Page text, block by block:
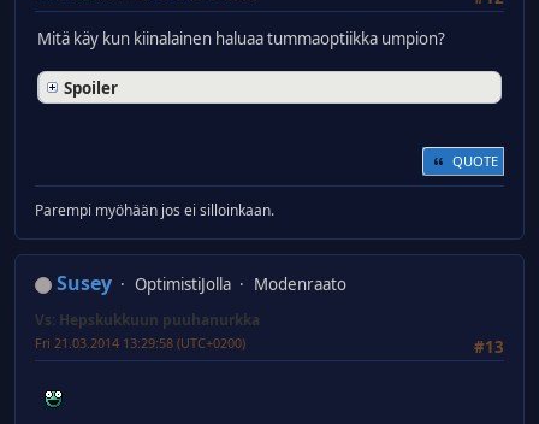
Mitä käy kun kiinalainen haluaa tummaoptiikka umpion?
Spoiler
QUOTE
Parempi myöhään jos ei silloinkaan.
Susey OptimistiJolla Modenraato
Vs: Hepskukkuun puuhanurkka
#13
Fri 21.03.2014 13:29:58 (UTC+0200)